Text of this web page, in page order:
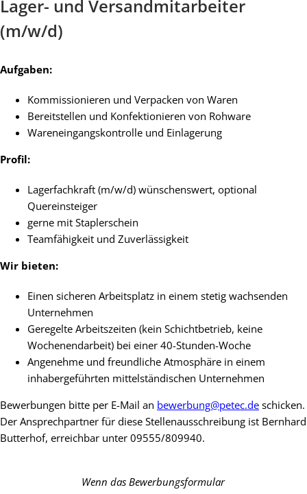
Lager- und Versandmitarbeiter
(m/w/d)
Aufgaben:
Kommissionieren und Verpacken von Waren
Bereitstellen und Konfektionieren von Rohware
Wareneingangskontrolle und Einlagerung
Profil:
Lagerfachkraft (m/w/d) wünschenswert, optional
Quereinsteiger
gerne mit Staplerschein
Teamfähigkeit und Zuverlässigkeit
Wir bieten:
Einen sicheren Arbeitsplatz in einem stetig wachsenden
Unternehmen
Geregelte Arbeitszeiten (kein Schichtbetrieb, keine
Wochenendarbeit) bei einer 40-Stunden-Woche
Angenehme und freundliche Atmosphäre in einem
inhabergeführten mittelständischen Unternehmen
Bewerbungen bitte per E-Mail an bewerbung@petec.deschicken.
Der Ansprechpartner für diese Stellenausschreibung ist Bernhard
Butterhof, erreichbar unter 09555/809940.
Wenn das Bewerbungsformular